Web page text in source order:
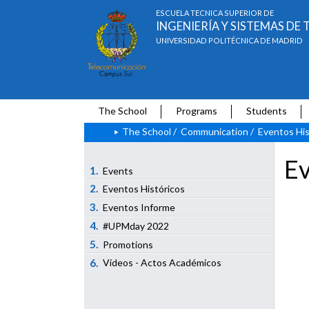
ESCUELA TÉCNICA SUPERIOR DE
INGENIERÍA Y SISTEMAS
UNIVERSIDAD POLITÉCNICA DE MADRID
The School Programs
Students
The School / Communication / Eventos
1. Events
2. Eventos Históricos
3. Eventos Informe
4. #UPMday 2022
5. Promotions
6. Vídeos - Actos Académicos